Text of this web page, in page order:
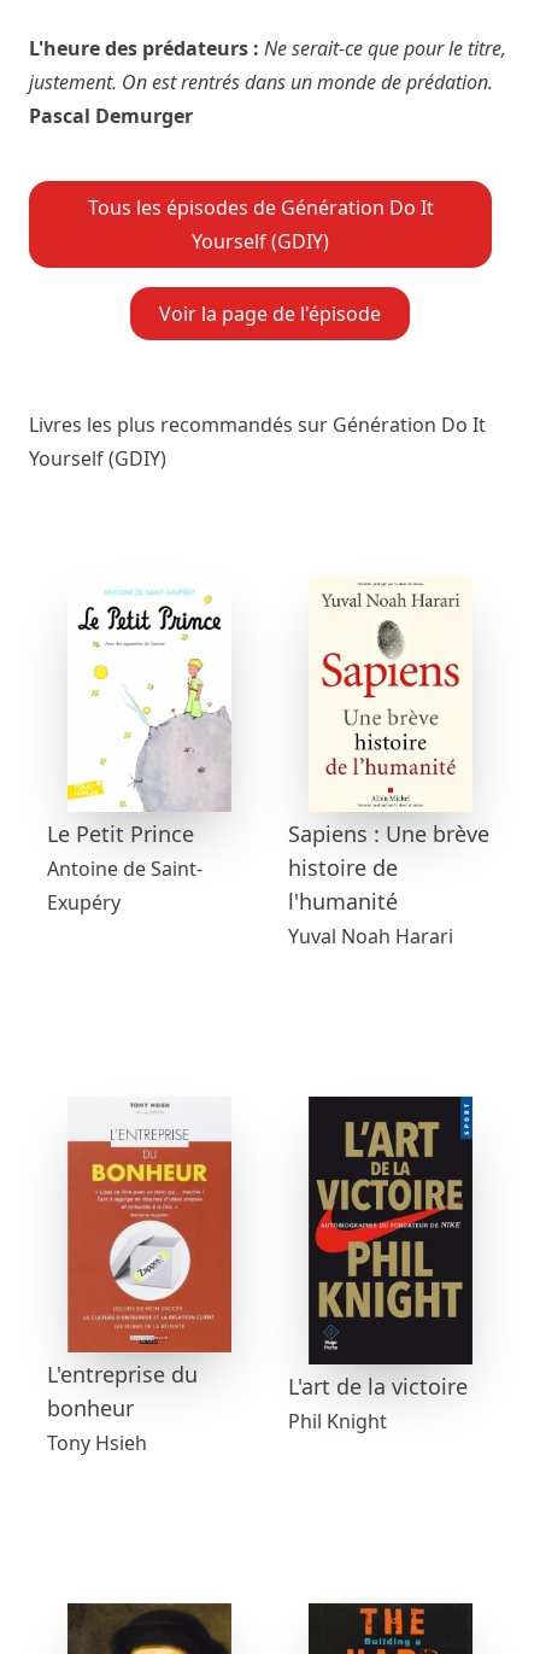
L'heure des prédateurs : Ne serait-ce que pour le titre,
justement. On est rentrés dans un monde de prédation.
Pascal Demurger
Tous les épisodes de Génération Do It
Yourself (GDIY)
Voir la page de l'épisode
Livres les plus recommandés sur Génération Do It
Yourself (GDIY)
Le Petit Prince
Antoine de Saint-
Exupéry
Sapiens : Une brève
histoire de
l'humanité
Yuval Noah Harari
L'entreprise du
bonheur
Tony Hsieh
L'art de la victoire
Phil Knight